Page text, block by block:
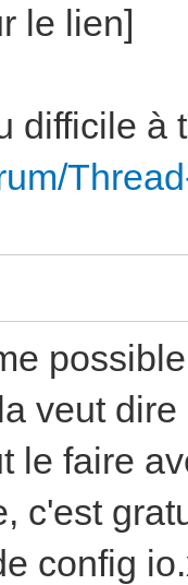
le lien]
difficile à
veut
le faire
c'est
config